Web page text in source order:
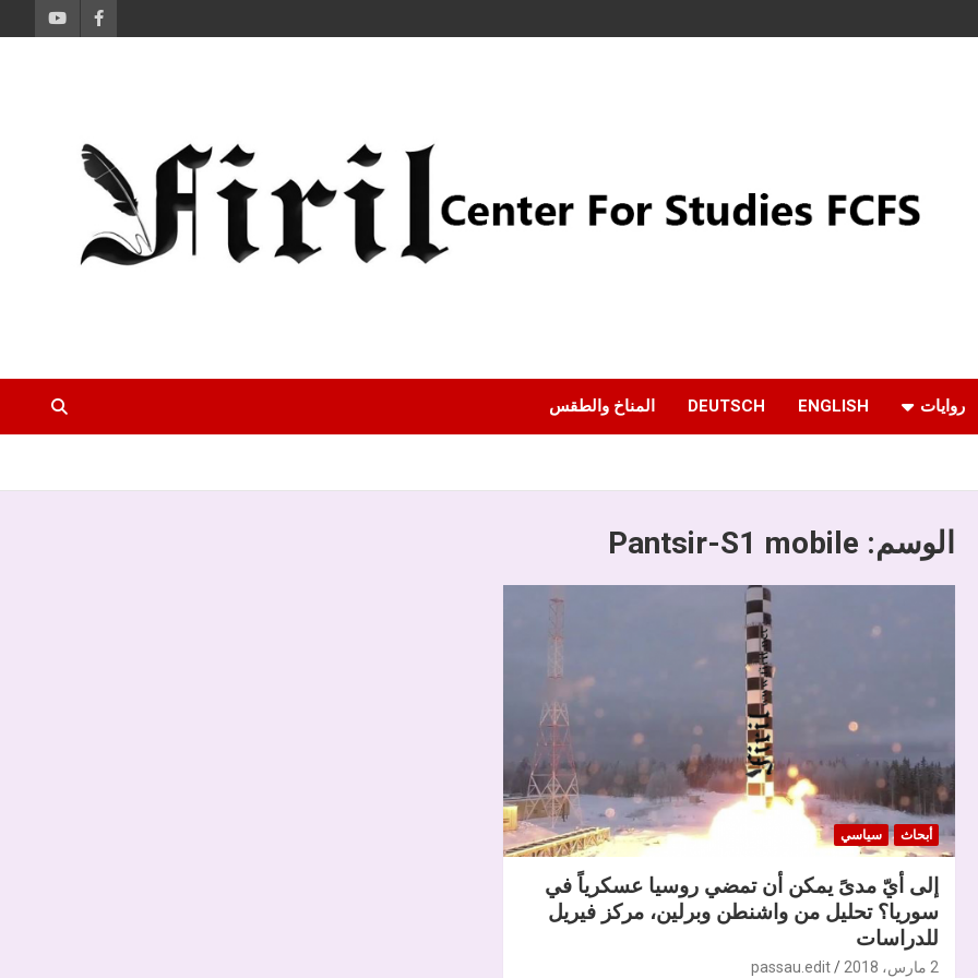
روايات ENGLISH
DEUTSCH المناخ والطقس
الوسم: Pantsir-S1 mobile
أبحاث سياسي
إلى أيّ مدىً يمكن أن تمضي روسيا عسكرياً في
سوريا؟ تحليل من واشنطن وبرلين، مركز فيريل
للدراسات
2 مارس، 2018 passau.edit